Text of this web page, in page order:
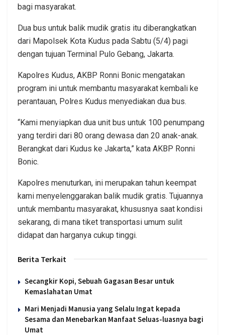
bagi masyarakat.
Dua bus untuk balik mudik gratis itu diberangkatkan
dari Mapolsek Kota Kudus pada Sabtu (5/4) pagi
dengan tujuan Terminal Pulo Gebang, Jakarta.
Kapolres Kudus, AKBP Ronni Bonic mengatakan
program ini untuk membantu masyarakat kembali ke
perantauan, Polres Kudus menyediakan dua bus.
“Kami menyiapkan dua unit bus untuk 100 penumpang
yang terdiri dari 80 orang dewasa dan 20 anak-anak.
Berangkat dari Kudus ke Jakarta,” kata AKBP Ronni
Bonic.
Kapolres menuturkan, ini merupakan tahun keempat
kami menyelenggarakan balik mudik gratis. Tujuannya
untuk membantu masyarakat, khususnya saat kondisi
sekarang, di mana tiket transportasi umum sulit
didapat dan harganya cukup tinggi.
Berita Terkait
Secangkir Kopi, Sebuah Gagasan Besar untuk
Kemaslahatan Umat
Mari Menjadi Manusia yang Selalu Ingat kepada
Sesama dan Menebarkan Manfaat Seluas-luasnya bagi
Umat